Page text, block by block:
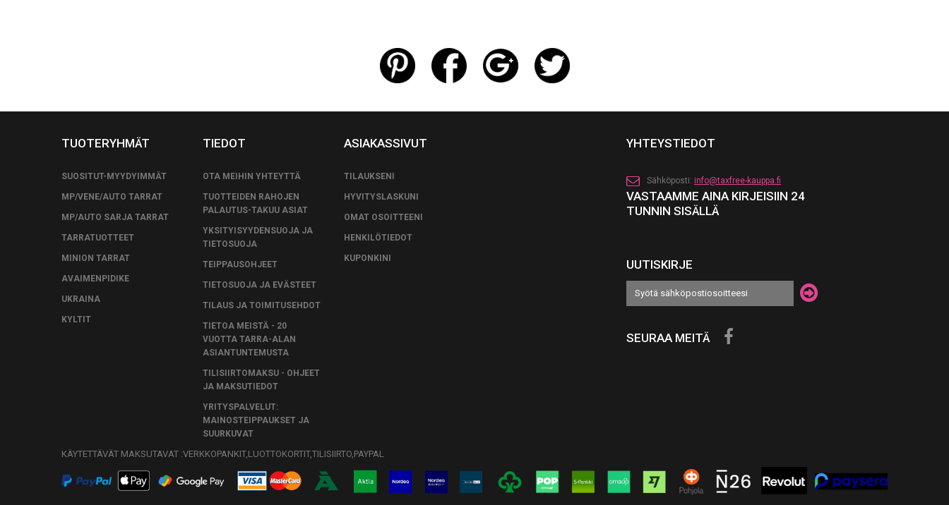
TUOTERYHMÄT
SUOSITUT-MYYDYIMMÄT
MP/VENE/AUTO TARRAT
MP/AUTO SARJA TARRAT
TARRATUOTTEET
MINION TARRAT
AVAIMENPIDIKE
UKRAINA
KYLTIT
TIEDOT
OTA MEIHIN YHTEYTTÄ
TUOTTEIDEN RAHOJEN
PALAUTUS-TAKUU ASIAT
YKSITYISYYDENSUOJA JA
TIETOSUOJA
TEIPPAUSOHJEET
TIETOSUOJA JA EVÄSTEET
TILAUS JA TOIMITUSEHDOT
TIETOA MEISTÄ - 20
VUOTTA TARRA-ALAN
ASIANTUNTEMUSTA
TILISIIRTOMAKSU - OHJEET
JA MAKSUTIEDOT
YRITYSPALVELUT:
MAINOSTEIPPAUKSET JA
SUURKUVAT
ASIAKASSIVUT
TILAUKSENI
HYVITYSLASKUNI
OMAT OSOITTEENI
HENKILÖTIEDOT
KUPONKINI
YHTEYSTIEDOT
Sähköposti: info@taxfree-kauppa.fi
VASTAAMME AINA KIRJEISIIN 24
TUNNIN SISÄLLÄ
UUTISKIRJE
SEURAA MEITÄ
KÄYTETTÄVÄT MAKSUTAVAT :VERKKOPANKIT,LUOTTOKORTIT,TILISIIRTO,PAYPAL